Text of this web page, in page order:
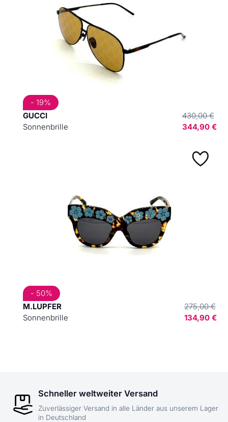
GUCCI
Sonnenbrille
430,00 €
344,90 €
- 19%
M.LUPFER
Sonnenbrille
275,00 €
134,90 €
- 50%
Schneller weltweiter Versand
Zuverlässiger Versand in alle Länder aus unserem Lager
in Deutschland